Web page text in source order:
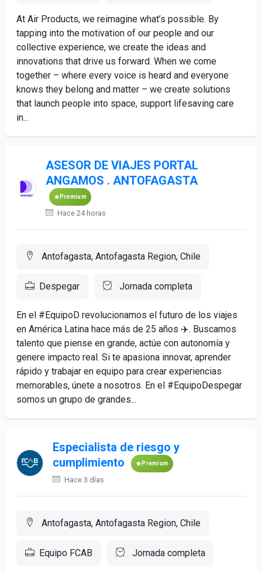
At Air Products, we reimagine what’s possible. By
tapping into the motivation of our people and our
collective experience, we create the ideas and
innovations that drive us forward. When we come
together – where every voice is heard and everyone
knows they belong and matter – we create solutions
that launch people into space, support lifesaving care
in...
ASESOR DE VIAJES PORTAL
ANGAMOS . ANTOFAGASTA
Premium
Hace 24 horas
Antofagasta, Antofagasta Region, Chile
Despegar Jornada completa
En el #EquipoD revolucionamos el futuro de los viajes
en América Latina hace más de 25 años ✈️. Buscamos
talento que piense en grande, actúe con autonomía y
genere impacto real. Si te apasiona innovar, aprender
rápido y trabajar en equipo para crear experiencias
memorables, únete a nosotros. En el #EquipoDespegar
somos un grupo de grandes...
Especialista de riesgo y
cumplimiento
Premium
Hace 3 días
Antofagasta, Antofagasta Region, Chile
Equipo FCAB Jornada completa